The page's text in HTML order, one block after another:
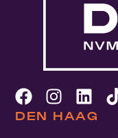
DEN HAAG